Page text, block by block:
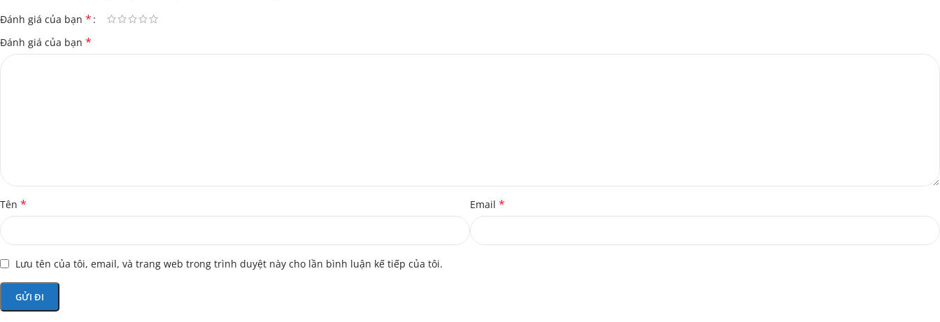
Đánh giá của bạn *
Đánh giá của bạn *
Tên * Email *
Lưu tên của tôi, email, và trang web trong trình duyệt này cho lần bình luận kế tiếp của tôi.